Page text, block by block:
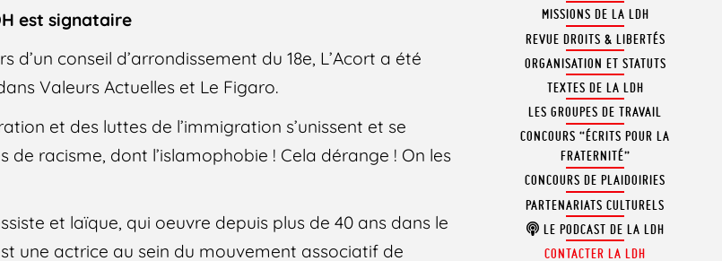
est signataire
d’un conseil d’arrondissement du 18e, L’Acort a été
Valeurs Actuelles et Le Figaro.
et des luttes de l’immigration s’unissent et se
racisme, dont l’islamophobie ! Cela dérange ! On les
et laïque, qui oeuvre depuis plus de 40 ans dans le
une actrice au sein du mouvement associatif de
MISSIONS DE LA LDH
REVUE DROITS & LIBERTÉS
ORGANISATION ET STATUTS
TEXTES DE LA LDH
LES GROUPES DE TRAVAIL
CONCOURS “ÉCRITS POUR LA
FRATERNITÉ”
CONCOURS DE PLAIDOIRIES
PARTENARIATS CULTURELS
LE PODCAST DE LA LDH
CONTACTER LA LDH